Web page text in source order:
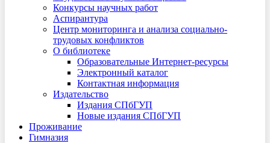
Конкурсы научных работ
Аспирантура
Центр мониторинга и анализа социально-
трудовых конфликтов
О библиотеке
Образовательные Интернет-ресурсы
Электронный каталог
Контактная информация
Издательство
Издания СПбГУП
Новые издания СПбГУП
Проживание
Гимназия